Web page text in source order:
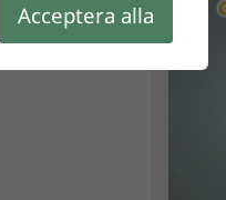
Acceptera alla